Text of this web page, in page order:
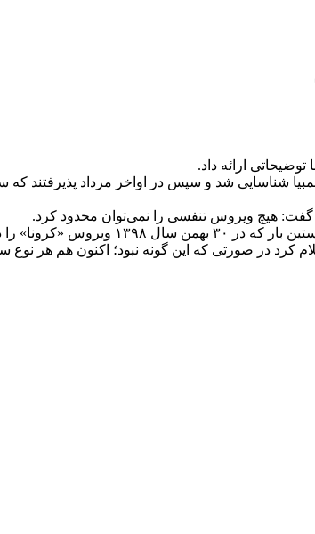
ارائه داد.
گفت: هیچ ویروس تنفسی را نمی‌توان محدود کرد.
وی افزود: سازمان جهانی بهداشت هنوز
کرد در صورتی که این گونه نبود؛ اکنون هم هر